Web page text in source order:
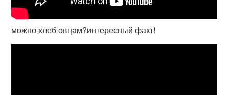
можно хлеб овцам?интересный факт!